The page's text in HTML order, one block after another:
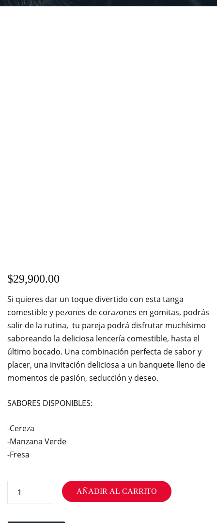
$29,900.00
Si quieres dar un toque divertido con esta tanga
comestible y pezones de corazones en gomitas, podrás
salir de la rutina, tu pareja podrá disfrutar muchísimo
saboreando la deliciosa lencería comestible, hasta el
último bocado. Una combinación perfecta de sabor y
placer, una invitación deliciosa a un banquete lleno de
momentos de pasión, seducción y deseo.
SABORES DISPONIBLES:
-Cereza
-Manzana Verde
-Fresa
AÑADIR AL CARRITO